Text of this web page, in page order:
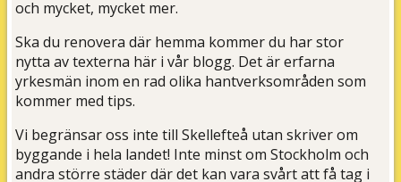
och mycket, mycket mer.
Ska du renovera där hemma kommer du har stor
nytta av texterna här i vår blogg. Det är erfarna
yrkesmän inom en rad olika hantverksområden som
kommer med tips.
Vi begränsar oss inte till Skellefteå utan skriver om
byggande i hela landet! Inte minst om Stockholm och
andra större städer där det kan vara svårt att få tag i